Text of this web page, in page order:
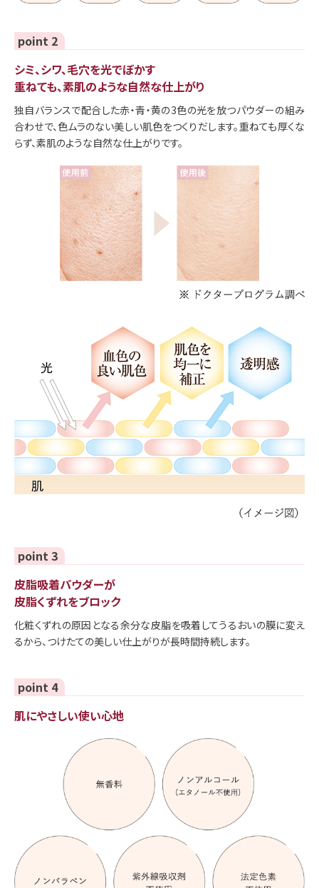
point 2
シミ、シワ、毛穴を光でぼかす
重ねても、素肌のような自然な仕上がり
独自バランスで配合した赤・青・黄の3色の光を放つパウダーの組み
合わせで、色ムラのない美しい肌色をつくりだします。重ねても厚くな
らず、素肌のような自然な仕上がりです。
point 3
皮脂吸着パウダーが
皮脂くずれをブロック
化粧くずれの原因となる余分な皮脂を吸着してうるおいの膜に変え
るから、つけたての美しい仕上がりが長時間持続します。
point 4
肌にやさしい使い心地